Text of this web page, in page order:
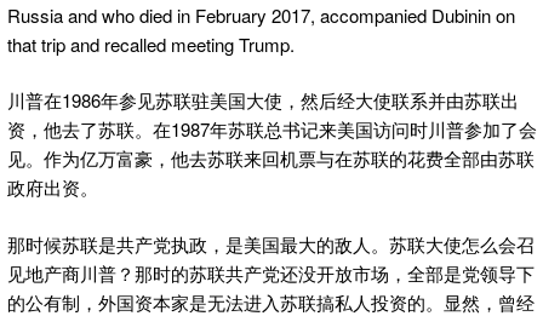
Russia and who died in February 2017, accompanied Dubinin on
that trip and recalled meeting Trump.
川普在1986年参见苏联驻美国大使，然后经大使联系并由苏联出
资，他去了苏联。在1987年苏联总书记来美国访问时川普参加了会
见。作为亿万富豪，他去苏联来回机票与在苏联的花费全部由苏联
政府出资。
那时候苏联是共产党执政，是美国最大的敌人。苏联大使怎么会召
见地产商川普？那时的苏联共产党还没开放市场，全部是党领导下
的公有制，外国资本家是无法进入苏联搞私人投资的。显然，曾经